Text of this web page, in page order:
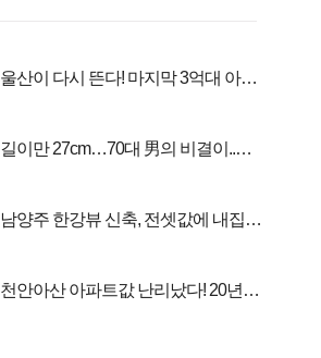
울산이 다시 뜬다! 마지막 3억대 아파
길이만 27cm…70대 男의 비결이..충
남양주 한강뷰 신축, 전셋값에 내집마
천안아산 아파트값 난리났다! 20년